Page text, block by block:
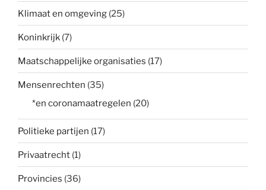
Klimaat en omgeving (25)
Koninkrijk (7)
Maatschappelijke organisaties (17)
Mensenrechten (35)
*en coronamaatregelen (20)
Politieke partijen (17)
Privaatrecht (1)
Provincies (36)